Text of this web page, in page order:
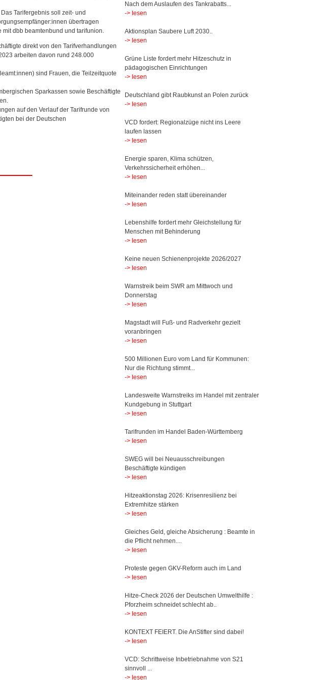
Tarifergebnis soll zeit- und
übertragen
mit dbb beamtenbund und tarifunion.
direkt von den Tarifverhandlungen
arbeiten davon rund 248.000
sind Frauen, die Teilzeitquote
Sparkassen sowie Beschäftigte
auf den Verlauf der Tarifrunde von
bei der Deutschen
Nach dem Auslaufen des Tankrabatts...
-> lesen
Aktionsplan Saubere Luft 2030..
-> lesen
Grüne Liste fordert mehr Hitzeschutz in
pädagogischen Einrichtungen
-> lesen
Deutschland gibt Raubkunst an Polen zurück
-> lesen
VCD fordert: Regionalzüge nicht ins Leere
laufen lassen
-> lesen
Energie sparen, Klima schützen,
Verkehrssicherheit erhöhen...
-> lesen
Miteinander reden statt übereinander
-> lesen
Lebenshilfe fordert mehr Gleichstellung für
Menschen mit Behinderung
-> lesen
Keine neuen Schienenprojekte 2026/2027
-> lesen
Warnstreik beim SWR am Mittwoch und
Donnerstag
-> lesen
Magstadt will Fuß- und Radverkehr gezielt
voranbringen
-> lesen
500 Millionen Euro vom Land für Kommunen:
Nur die Richtung stimmt...
-> lesen
Landesweite Warnstreiks im Handel mit zentraler
Kundgebung in Stuttgart
-> lesen
Tarifrunden im Handel Baden-Württemberg
-> lesen
SWEG will bei Neuausschreibungen
Beschäftigte kündigen
-> lesen
Hitzeaktionstag 2026: Krisenresilienz bei
Extremhitze stärken
-> lesen
Gleiches Geld, gleiche Absicherung : Beamte in
die Pflicht nehmen....
-> lesen
Proteste gegen GKV-Reform auch im Land
-> lesen
Hitze-Check 2026 der Deutschen Umwelthilfe :
Pforzheim schneidet schlecht ab..
-> lesen
KONTEXT FEIERT. Die AnStifter sind dabei!
-> lesen
VCD: Schrittweise Inbetriebnahme von S21
sinnvoll ...
-> lesen